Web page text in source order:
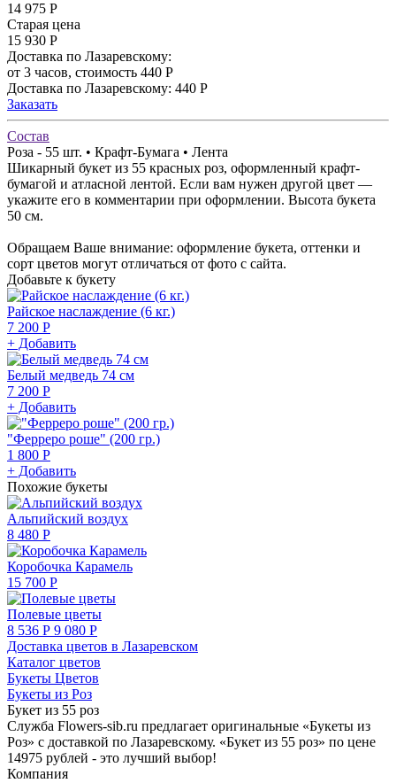
14 975 Р
Старая цена
15 930 Р
Доставка по Лазаревскому:
от 3 часов, стоимость 440 Р
Доставка по Лазаревскому: 440 Р
Заказать
Состав
Роза - 55 шт. • Крафт-Бумага • Лента
Шикарный букет из 55 красных роз, оформленный крафт-
бумагой и атласной лентой. Если вам нужен другой цвет —
укажите его в комментарии при оформлении. Высота букета
50 см.
Обращаем Ваше внимание: оформление букета, оттенки и
сорт цветов могут отличаться от фото с сайта.
Добавьте к букету
Райское наслаждение (6 кг.)
7 200 Р
+ Добавить
Белый медведь 74 см
7 200 Р
+ Добавить
"Ферреро роше" (200 гр.)
1 800 Р
+ Добавить
Похожие букеты
Альпийский воздух
8 480 Р
Коробочка Карамель
15 700 Р
Полевые цветы
8 536 Р 9 080 Р
Доставка цветов в Лазаревском
Каталог цветов
Букеты Цветов
Букеты из Роз
Букет из 55 роз
Служба Flowers-sib.ru предлагает оригинальные «Букеты из
Роз» с доставкой по Лазаревскому. «Букет из 55 роз» по цене
14975 рублей - это лучший выбор!
Компания